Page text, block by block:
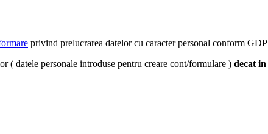
privind prelucrarea datelor cu caracter personal conform
( datele personale introduse pentru creare cont/formulare ) decat